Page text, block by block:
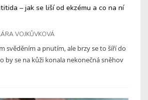
– jak se liší od ekzému a co na ní
VOJKŮVKOVÁ
svěděním a pnutím, ale brzy se to šíří do
by se na kůži konala nekonečná sněhov